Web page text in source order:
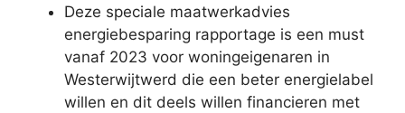
Deze speciale maatwerkadvies
energiebesparing rapportage is een must
vanaf 2023 voor woningeigenaren in
Westerwijtwerd die een beter energielabel
willen en dit deels willen financieren met